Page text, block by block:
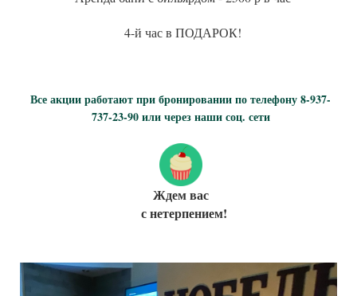
4-й час в ПОДАРОК!
Все акции работают при бронировании по телефону 8-937-
737-23-90 или через наши соц. сети
Ждем вас
с нетерпением!